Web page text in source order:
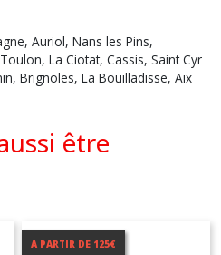
Auriol, Nans les Pins,
La Ciotat, Cassis, Saint Cyr
Brignoles, La Bouilladisse, Aix
être
A PARTIR DE 125€